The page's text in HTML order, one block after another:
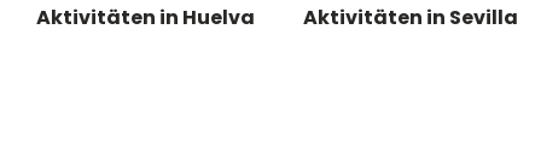
Aktivitäten in Huelva
Aktivitäten in Sevilla